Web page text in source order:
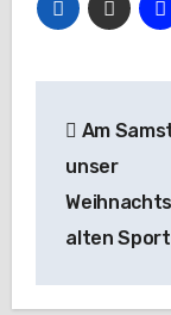
Am
unser
alten